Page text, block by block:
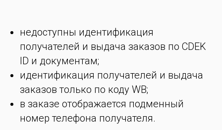
недоступны идентификация
получателей и выдача заказов по CDEK
ID и документам;
идентификация получателей и выдача
заказов только по коду WB;
в заказе отображается подменный
номер телефона получателя.